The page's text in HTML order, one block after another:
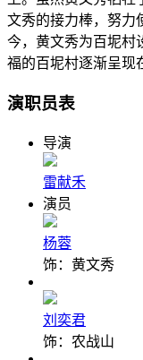
文秀的接力棒，努力
今，黄文秀为百坭村
福的百坭村逐渐呈现
演职员表
导演
雷献禾
演员
杨蓉
饰：黄文秀
刘奕君
饰：农战山